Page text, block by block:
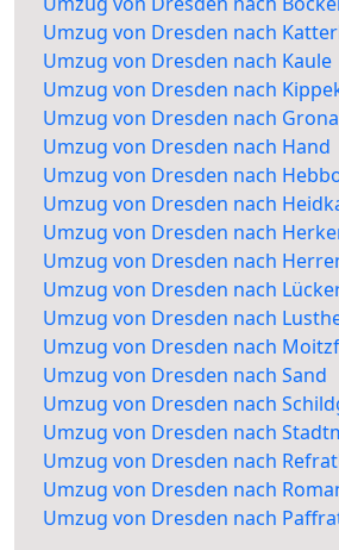
Umzug von Dresden nach
Umzug von Dresden nach Kaule
Umzug von Dresden nach
Umzug von Dresden nach
Umzug von Dresden nach Hand
Umzug von Dresden nach
Umzug von Dresden nach
Umzug von Dresden nach
Umzug von Dresden nach
Umzug von Dresden nach
Umzug von Dresden nach
Umzug von Dresden nach
Umzug von Dresden nach Sand
Umzug von Dresden nach
Umzug von Dresden nach
Umzug von Dresden nach
Umzug von Dresden nach
Umzug von Dresden nach